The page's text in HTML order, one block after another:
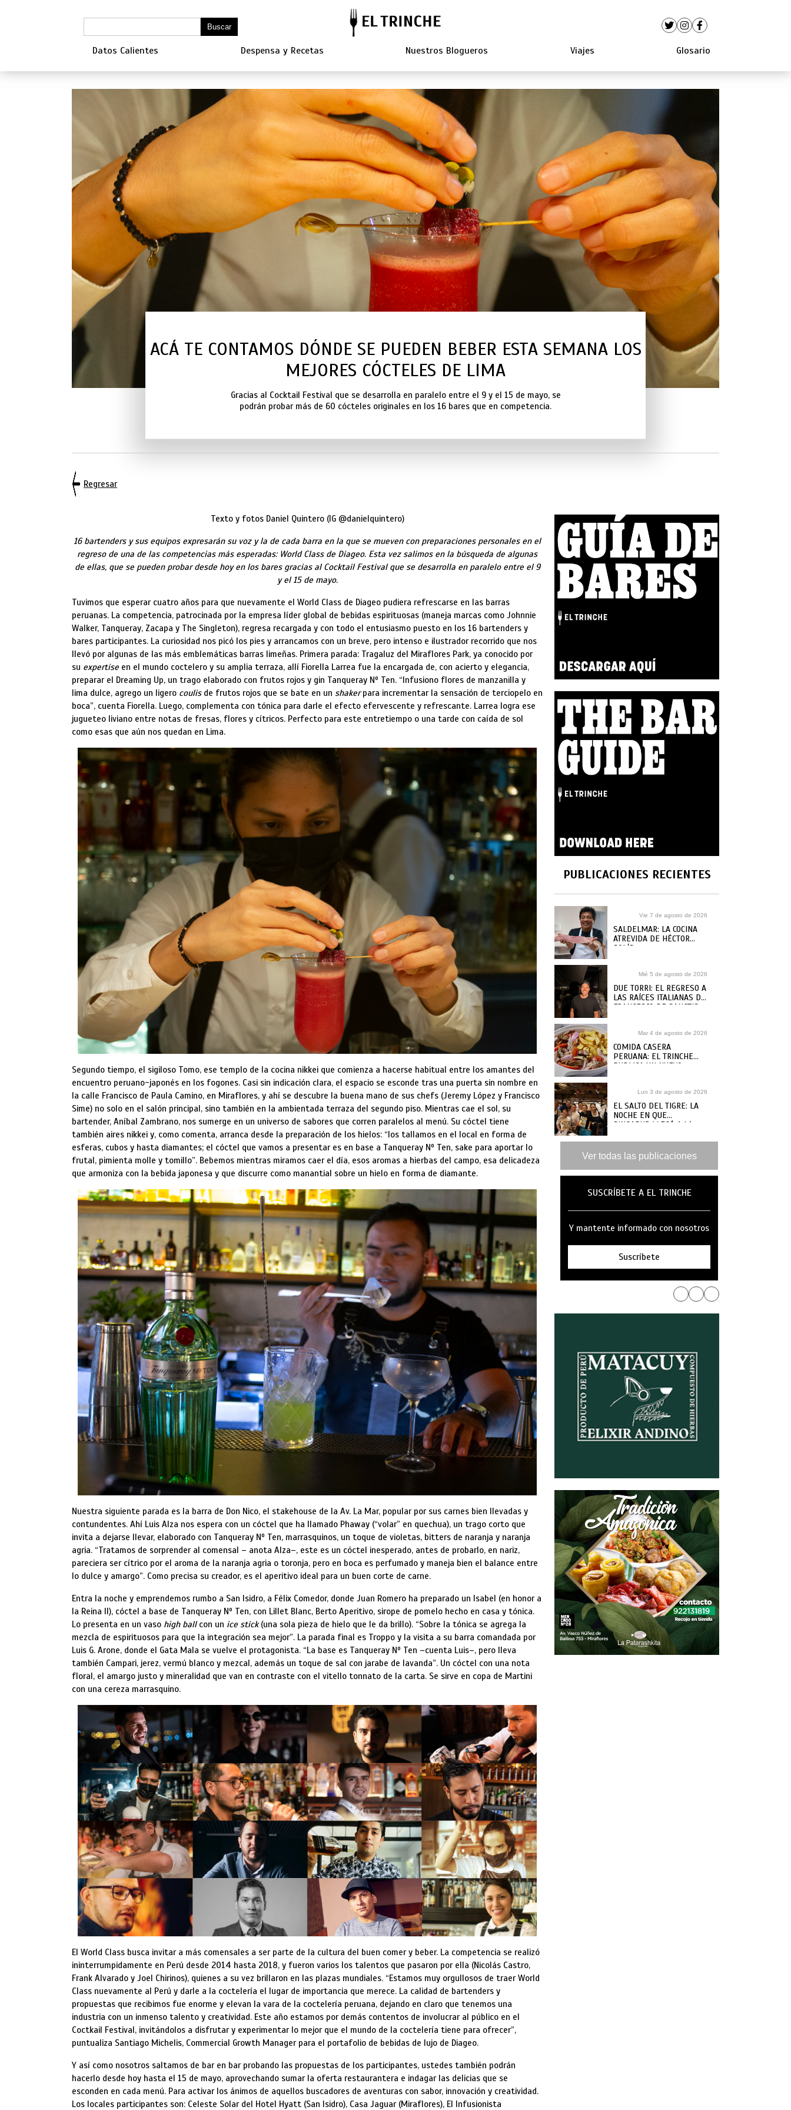
Datos Calientes Despensa y Recetas Nuestros Blogueros Viajes Glosario
ACÁ TE CONTAMOS DÓNDE SE PUEDEN BEBER ESTA SEMANA LOS
MEJORES CÓCTELES DE LIMA
Gracias al Cocktail Festival que se desarrolla en paralelo entre el 9 y el 15 de mayo, se
podrán probar más de 60 cócteles originales en los 16 bares que en competencia.
Regresar
Texto y fotos Daniel Quintero (IG @danielquintero)
16 bartenders y sus equipos expresarán su voz y la de cada barra en la que se mueven con preparaciones personales en el
regreso de una de las competencias más esperadas: World Class de Diageo. Esta vez salimos en la búsqueda de algunas
de ellas, que se pueden probar desde hoy en los bares gracias al Cocktail Festival que se desarrolla en paralelo entre el 9
y el 15 de mayo.
Tuvimos que esperar cuatro años para que nuevamente el World Class de Diageo pudiera refrescarse en las barras
peruanas. La competencia, patrocinada por la empresa líder global de bebidas espirituosas (maneja marcas como Johnnie
Walker, Tanqueray, Zacapa y The Singleton), regresa recargada y con todo el entusiasmo puesto en los 16 bartenders y
bares participantes. La curiosidad nos picó los pies y arrancamos con un breve, pero intenso e ilustrador recorrido que nos
llevó por algunas de las más emblemáticas barras limeñas. Primera parada: Tragaluz del Miraflores Park, ya conocido por
su expertise en el mundo coctelero y su amplia terraza, allí Fiorella Larrea fue la encargada de, con acierto y elegancia,
preparar el Dreaming Up, un trago elaborado con frutos rojos y gin Tanqueray Nº Ten. “Infusiono flores de manzanilla y
lima dulce, agrego un ligero coulisde frutos rojos que se bate en un shakerpara incrementar la sensación de terciopelo en
boca”, cuenta Fiorella. Luego, complementa con tónica para darle el efecto efervescente y refrescante. Larrea logra ese
jugueteo liviano entre notas de fresas, flores y cítricos. Perfecto para este entretiempo o una tarde con caída de sol
como esas que aún nos quedan en Lima.
Segundo tiempo, el sigiloso Tomo, ese templo de la cocina nikkei que comienza a hacerse habitual entre los amantes del
encuentro peruano-japonés en los fogones. Casi sin indicación clara, el espacio se esconde tras una puerta sin nombre en
la calle Francisco de Paula Camino, en Miraflores, y ahí se descubre la buena mano de sus chefs (Jeremy López y Francisco
Sime) no solo en el salón principal, sino también en la ambientada terraza del segundo piso. Mientras cae el sol, su
bartender, Aníbal Zambrano, nos sumerge en un universo de sabores que corren paralelos al menú. Su cóctel tiene
también aires nikkei y, como comenta, arranca desde la preparación de los hielos: “los tallamos en el local en forma de
esferas, cubos y hasta diamantes; el cóctel que vamos a presentar es en base a Tanqueray Nº Ten, sake para aportar lo
frutal, pimienta molle y tomillo”. Bebemos mientras miramos caer el día, esos aromas a hierbas del campo, esa delicadeza
que armoniza con la bebida japonesa y que discurre como manantial sobre un hielo en forma de diamante.
Nuestra siguiente parada es la barra de Don Nico, el stakehouse de la Av. La Mar, popular por sus carnes bien llevadas y
contundentes. Ahí Luis Alza nos espera con un cóctel que ha llamado Phaway (“volar” en quechua), un trago corto que
invita a dejarse llevar, elaborado con Tanqueray Nº Ten, marrasquinos, un toque de violetas, bitters de naranja y naranja
agria. “Tratamos de sorprender al comensal – anota Alza–, este es un cóctel inesperado, antes de probarlo, en nariz,
pareciera ser cítrico por el aroma de la naranja agria o toronja, pero en boca es perfumado y maneja bien el balance entre
lo dulce y amargo”. Como precisa su creador, es el aperitivo ideal para un buen corte de carne.
Entra la noche y emprendemos rumbo a San Isidro, a Félix Comedor, donde Juan Romero ha preparado un Isabel (en honor a
la Reina II), cóctel a base de Tanqueray Nº Ten, con Lillet Blanc, Berto Aperitivo, sirope de pomelo hecho en casa y tónica.
Lo presenta en un vaso high ballcon un ice stick(una sola pieza de hielo que le da brillo). “Sobre la tónica se agrega la
mezcla de espirituosos para que la integración sea mejor”. La parada final es Troppo y la visita a su barra comandada por
Luis G. Arone, donde el Gata Mala se vuelve el protagonista. “La base es Tanqueray Nº Ten –cuenta Luis–, pero lleva
también Campari, jerez, vermú blanco y mezcal, además un toque de sal con jarabe de lavanda”. Un cóctel con una nota
floral, el amargo justo y mineralidad que van en contraste con el vitello tonnato de la carta. Se sirve en copa de Martini
con una cereza marrasquino.
El World Class busca invitar a más comensales a ser parte de la cultura del buen comer y beber. La competencia se realizó
ininterrumpidamente en Perú desde 2014 hasta 2018, y fueron varios los talentos que pasaron por ella (Nicolás Castro,
Frank Alvarado y Joel Chirinos), quienes a su vez brillaron en las plazas mundiales. “Estamos muy orgullosos de traer World
Class nuevamente al Perú y darle a la coctelería el lugar de importancia que merece. La calidad de bartenders y
propuestas que recibimos fue enorme y elevan la vara de la coctelería peruana, dejando en claro que tenemos una
industria con un inmenso talento y creatividad. Este año estamos por demás contentos de involucrar al público en el
Coctkail Festival, invitándolos a disfrutar y experimentar lo mejor que el mundo de la coctelería tiene para ofrecer”,
puntualiza Santiago Michelis, Commercial Growth Manager para el portafolio de bebidas de lujo de Diageo.
Y así como nosotros saltamos de bar en bar probando las propuestas de los participantes, ustedes también podrán
hacerlo desde hoy hasta el 15 de mayo, aprovechando sumar la oferta restaurantera e indagar las delicias que se
esconden en cada menú. Para activar los ánimos de aquellos buscadores de aventuras con sabor, innovación y creatividad.
Los locales participantes son: Celeste Solar del Hotel Hyatt (San Isidro), Casa Jaguar (Miraflores), El Infusionista
PUBLICACIONES RECIENTES
Vie 7 de agosto de 2026
SALDELMAR: LA COCINA
ATREVIDA DE HÉCTOR
SOLÍS
Mié 5 de agosto de 2026
DUE TORRI: EL REGRESO A
LAS RAÍCES ITALIANAS DE
FRANCESCO DE SANCTIS
Mar 4 de agosto de 2026
COMIDA CASERA
PERUANA: EL TRINCHE
PUBLICA UN NUEVO
Lun 3 de agosto de 2026
EL SALTO DEL TIGRE: LA
NOCHE EN QUE
SINGAPUR LLEGÓ A LA
Ver todas las publicaciones
SUSCRÍBETE A EL TRINCHE
Y mantente informado con nosotros
Suscríbete